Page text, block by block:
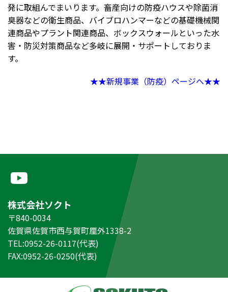
発に取組んでまいります。畜産向けの防疫ハウスや除菌消
臭器などの衛生商品、バイブロハンマーなどの基礎機械関
連商品やプラント関連商品、ボックスウォールといった水
害・防災対策商品など多岐に展開・サポートしておりま
す。
★★新規事業（防疫）ページへ★★
株式会社ソクト
〒840-0034
佐賀県佐賀市西与賀町厘外1338-2
TEL:0952-26-0117(代表)
FAX:0952-26-0250(代表)